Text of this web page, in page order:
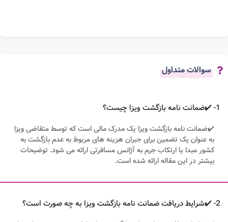
سوالات متداول
1- ✔️ضمانت نامه بازگشت ویزا چیست؟
✔️ضمانت نامه بازگشت ویزا یک مدرک مالی است که توسط متقاضی ویزا
به عنوان یک تضمین برای جبران هزینه های مربوط به عدم بازگشت به
کشور مبدا یا ارتکاب جرم به آژانس مسافرتی ارائه می شود. توضیحات
بیشتر در این مقاله ارائه شده است.
2- ✔️شرایط دریافت ضمانت نامه بازگشت ویزا به چه صورت است؟